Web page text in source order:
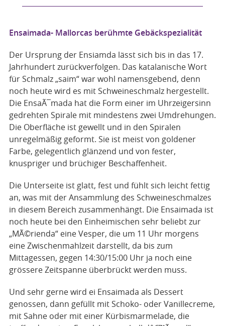
Ensaimada- Mallorcas berühmte Gebäckspezialität
Der Ursprung der Ensiamda lässt sich bis in das 17.
Jahrhundert zurückverfolgen. Das katalanische Wort
für Schmalz „saim“ war wohl namensgebend, denn
noch heute wird es mit Schweineschmalz hergestellt.
Die EnsaÃ¯mada hat die Form einer im Uhrzeigersinn
gedrehten Spirale mit mindestens zwei Umdrehungen.
Die Oberfläche ist gewellt und in den Spiralen
unregelmäßig geformt. Sie ist meist von goldener
Farbe, gelegentlich glänzend und von fester,
knuspriger und brüchiger Beschaffenheit.
Die Unterseite ist glatt, fest und fühlt sich leicht fettig
an, was mit der Ansammlung des Schweineschmalzes
in diesem Bereich zusammenhängt. Die Ensaimada ist
noch heute bei den Einheimischen sehr beliebt zur
„MÃ©rienda“ eine Vesper, die um 11 Uhr morgens
eine Zwischenmahlzeit darstellt, da bis zum
Mittagessen, gegen 14:30/15:00 Uhr ja noch eine
grössere Zeitspanne überbrückt werden muss.
Und sehr gerne wird ei Ensaimada als Dessert
genossen, dann gefüllt mit Schoko- oder Vanillecreme,
mit Sahne oder mit einer Kürbismarmelade, die